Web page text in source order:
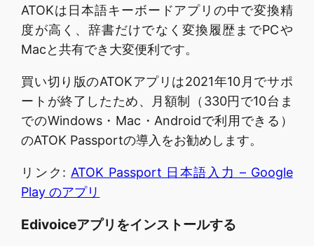
ATOKは日本語キーボードアプリの中で変換精
度が高く、辞書だけでなく変換履歴までPCや
Macと共有でき大変便利です。
買い切り版のATOKアプリは2021年10月でサポ
ートが終了したため、月額制（330円で10台ま
でのWindows・Mac・Androidで利用できる）
のATOK Passportの導入をお勧めします。
リンク: ATOK Passport 日本語入力 – Google
Play のアプリ
Edivoiceアプリをインストールする